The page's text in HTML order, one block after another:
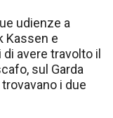
udienze a
Kassen e
avere travolto il
sul Garda
i due